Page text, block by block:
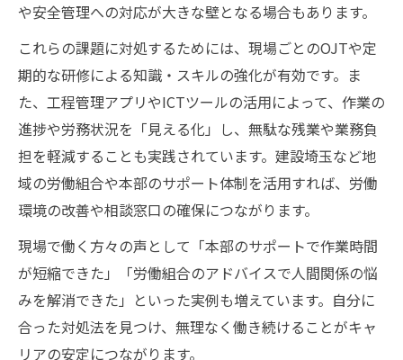
や安全管理への対応が大きな壁となる場合もあります。
これらの課題に対処するためには、現場ごとのOJTや定
期的な研修による知識・スキルの強化が有効です。ま
た、工程管理アプリやICTツールの活用によって、作業の
進捗や労務状況を「見える化」し、無駄な残業や業務負
担を軽減することも実践されています。建設埼玉など地
域の労働組合や本部のサポート体制を活用すれば、労働
環境の改善や相談窓口の確保につながります。
現場で働く方々の声として「本部のサポートで作業時間
が短縮できた」「労働組合のアドバイスで人間関係の悩
みを解消できた」といった実例も増えています。自分に
合った対処法を見つけ、無理なく働き続けることがキャ
リアの安定につながります。